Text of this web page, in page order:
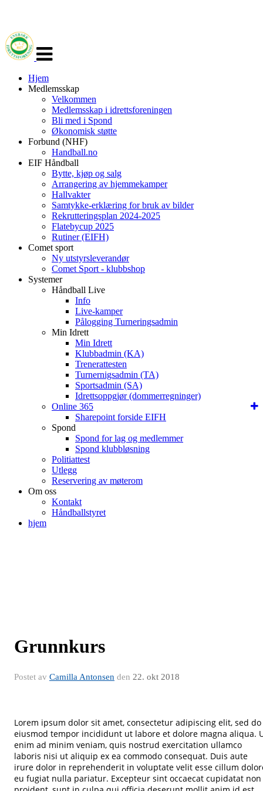
navigasjon
Hjem
Medlemsskap
Velkommen
Medlemsskap i idrettsforeningen
Bli med i Spond
Økonomisk støtte
Forbund (NHF)
Handball.no
EIF Håndball
Bytte, kjøp og salg
Arrangering av hjemmekamper
Hallvakter
Samtykke-erklæring for bruk av bilder
Rekrutteringsplan 2024-2025
Flatebycup 2025
Rutiner (EIFH)
Comet sport
Ny utstyrsleverandør
Comet Sport - klubbshop
Systemer
Håndball Live
Info
Live-kamper
Pålogging Turneringsadmin
Min Idrett
Min Idrett
Klubbadmin (KA)
Trenerattesten
Turnernigsadmin (TA)
Sportsadmin (SA)
Idrettsoppgjør (dommerregninger)
Online 365
Sharepoint forside EIFH
Spond
Spond for lag og medlemmer
Spond klubbløsning
Politiattest
Utlegg
Reservering av møterom
Om oss
Kontakt
Håndballstyret
hjem
Grunnkurs
Postet av Camilla Antonsen den 22. okt 2018
Lorem ipsum dolor sit amet, consectetur adipiscing elit, sed do
eiusmod tempor incididunt ut labore et dolore magna aliqua.
enim ad minim veniam, quis nostrud exercitation ullamco
laboris nisi ut aliquip ex ea commodo consequat. Duis aute
irure dolor in reprehenderit in voluptate velit esse cillum
eu fugiat nulla pariatur. Excepteur sint occaecat cupidatat non